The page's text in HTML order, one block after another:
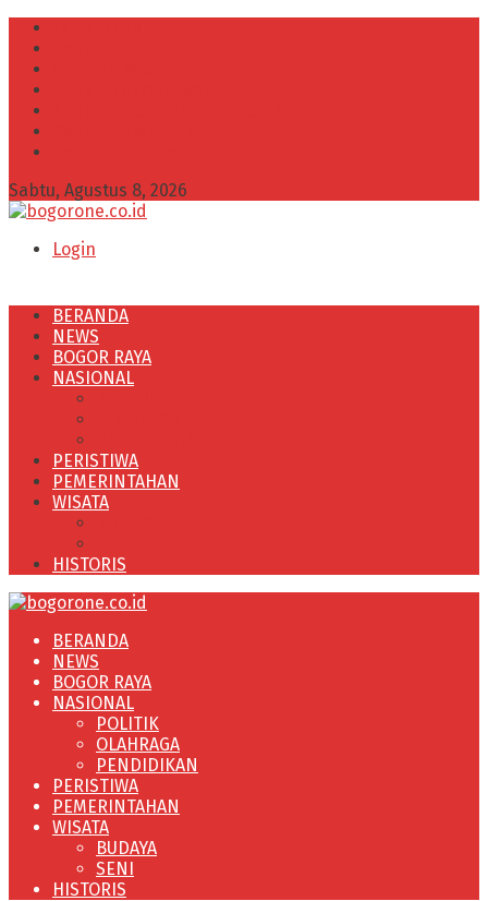
Sabtu, Agustus 8, 2026
Login
BERANDA
NEWS
BOGOR RAYA
NASIONAL
PERISTIWA
PEMERINTAHAN
WISATA
HISTORIS
BERANDA
NEWS
BOGOR RAYA
NASIONAL
POLITIK
OLAHRAGA
PENDIDIKAN
PERISTIWA
PEMERINTAHAN
WISATA
BUDAYA
SENI
HISTORIS